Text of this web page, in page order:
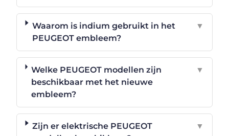
Waarom is indium gebruikt in het
PEUGEOT embleem?
▼
Welke PEUGEOT modellen zijn
beschikbaar met het nieuwe
embleem?
▼
Zijn er elektrische PEUGEOT
▼